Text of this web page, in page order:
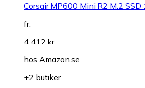
Corsair MP600 Mini R2 M.2 SSD
fr.
4 412 kr
hos Amazon.se
+2 butiker